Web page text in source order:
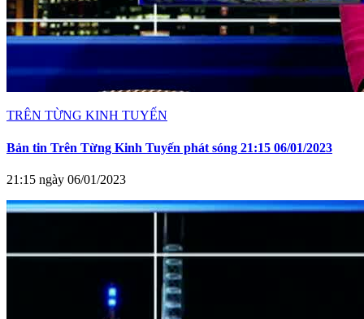
TRÊN TỪNG KINH TUYẾN
Bản tin Trên Từng Kinh Tuyến phát sóng 21:15 06/01/2023
21:15 ngày 06/01/2023